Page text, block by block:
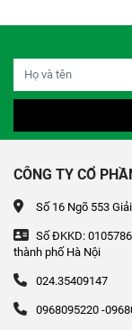
CÔNG TY CỔ
Số 16 Ngõ 553
Số ĐKKD:
thành phố Hà Nội
024.35409147
0968095220 -